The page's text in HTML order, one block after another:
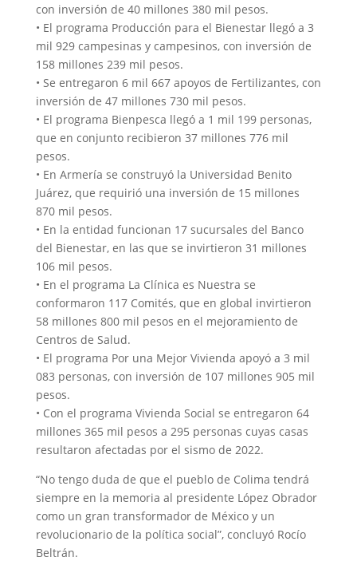
con inversión de 40 millones 380 mil pesos.
• El programa Producción para el Bienestar llegó a 3
mil 929 campesinas y campesinos, con inversión de
158 millones 239 mil pesos.
• Se entregaron 6 mil 667 apoyos de Fertilizantes, con
inversión de 47 millones 730 mil pesos.
• El programa Bienpesca llegó a 1 mil 199 personas,
que en conjunto recibieron 37 millones 776 mil
pesos.
• En Armería se construyó la Universidad Benito
Juárez, que requirió una inversión de 15 millones
870 mil pesos.
• En la entidad funcionan 17 sucursales del Banco
del Bienestar, en las que se invirtieron 31 millones
106 mil pesos.
• En el programa La Clínica es Nuestra se
conformaron 117 Comités, que en global invirtieron
58 millones 800 mil pesos en el mejoramiento de
Centros de Salud.
• El programa Por una Mejor Vivienda apoyó a 3 mil
083 personas, con inversión de 107 millones 905 mil
pesos.
• Con el programa Vivienda Social se entregaron 64
millones 365 mil pesos a 295 personas cuyas casas
resultaron afectadas por el sismo de 2022.
“No tengo duda de que el pueblo de Colima tendrá
siempre en la memoria al presidente López Obrador
como un gran transformador de México y un
revolucionario de la política social”, concluyó Rocío
Beltrán.